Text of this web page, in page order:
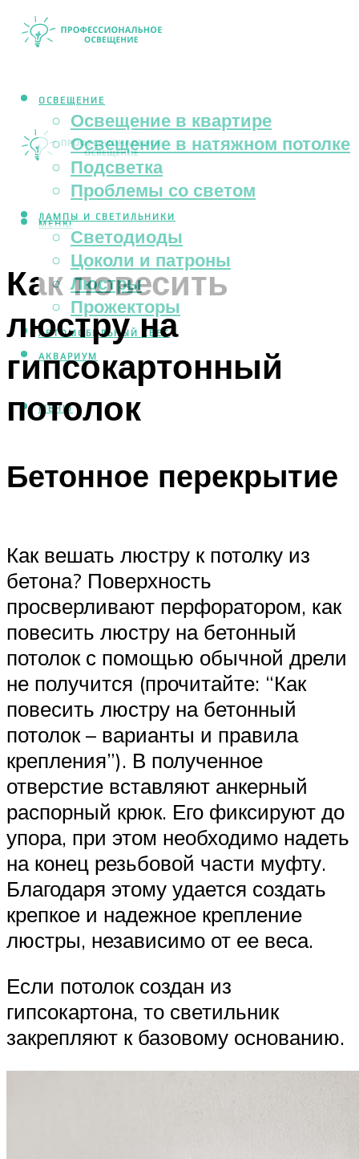
ОСВЕЩЕНИЕ
Освещение в квартире
Освещение в натяжном потолке
Подсветка
Проблемы со светом
ЛАМПЫ И СВЕТИЛЬНИКИ
Светодиоды
Цоколи и патроны
Люстры
Прожекторы
АВТОМОБИЛЬНЫЙ СВЕТ
АКВАРИУМ
МЕНЮ
МЕНЮ
Как повесить
люстру на
гипсокартонный
потолок
Бетонное перекрытие
Как вешать люстру к потолку из
бетона? Поверхность
просверливают перфоратором, как
повесить люстру на бетонный
потолок с помощью обычной дрели
не получится (прочитайте: “Как
повесить люстру на бетонный
потолок – варианты и правила
крепления”). В полученное
отверстие вставляют анкерный
распорный крюк. Его фиксируют до
упора, при этом необходимо надеть
на конец резьбовой части муфту.
Благодаря этому удается создать
крепкое и надежное крепление
люстры, независимо от ее веса.
Если потолок создан из
гипсокартона, то светильник
закрепляют к базовому основанию.